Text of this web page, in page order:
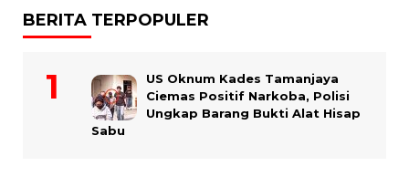
BERITA TERPOPULER
US Oknum Kades Tamanjaya
Ciemas Positif Narkoba, Polisi
Ungkap Barang Bukti Alat Hisap
Sabu